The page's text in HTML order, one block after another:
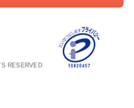
RESERVED